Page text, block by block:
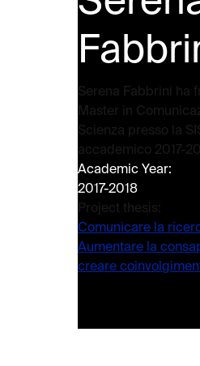
Serena Fabbrini ha
Master in
Scienza presso la
accademico 2017-
Academic Year:
2017-2018
Project thesis:
Comunicare la
Aumentare la
creare